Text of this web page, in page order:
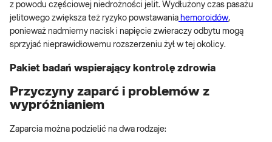
z powodu częściowej niedrożności jelit. Wydłużony czas pasażu
jelitowego zwiększa też ryzyko powstawania hemoroidów,
ponieważ nadmierny nacisk i napięcie zwieraczy odbytu mogą
sprzyjać nieprawidłowemu rozszerzeniu żył w tej okolicy.
Pakiet badań wspierający kontrolę zdrowia
Przyczyny zaparć i problemów z
wypróżnianiem
Zaparcia można podzielić na dwa rodzaje: